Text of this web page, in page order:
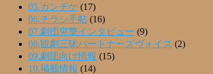
05.カンチケ (17)
06.チラシ手帖 (16)
07.劇団突撃インタビュー (9)
08.観劇三昧パートナーズヴォイス (2)
09.劇団向け情報 (15)
10.掲載情報 (14)